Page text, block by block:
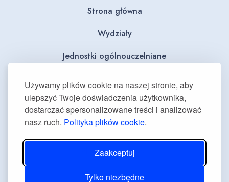
Używamy plików cookie na naszej stronie, aby
ulepszyć Twoje doświadczenia użytkownika,
dostarczać spersonalizowane treści i analizować
nasz ruch. Polityka plików cookie.
Zaakceptuj
Tylko niezbędne
Strona główna
Wydziały
Jednostki ogólnouczelniane
Dla mediów
Deklaracja dostępności
Plan równości płci